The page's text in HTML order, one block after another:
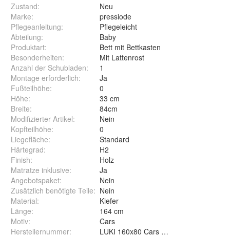
Zustand:
Neu
Marke:
pressiode
Pflegeanleitung:
Pflegeleicht
Abteilung:
Baby
Produktart:
Bett mit Bettkasten
Besonderheiten:
Mit Lattenrost
Anzahl der Schubladen:
1
Montage erforderlich:
Ja
Fußteilhöhe:
0
Höhe:
33 cm
Breite:
84cm
Modifizierter Artikel:
Nein
Kopfteilhöhe:
0
Liegefläche:
Standard
Härtegrad:
H2
Finish:
Holz
Matratze inklusive:
Ja
Angebotspaket:
Nein
Zusätzlich benötigte Teile: Nein
Material:
Kiefer
Länge:
164 cm
Motiv:
Cars
Herstellernummer: